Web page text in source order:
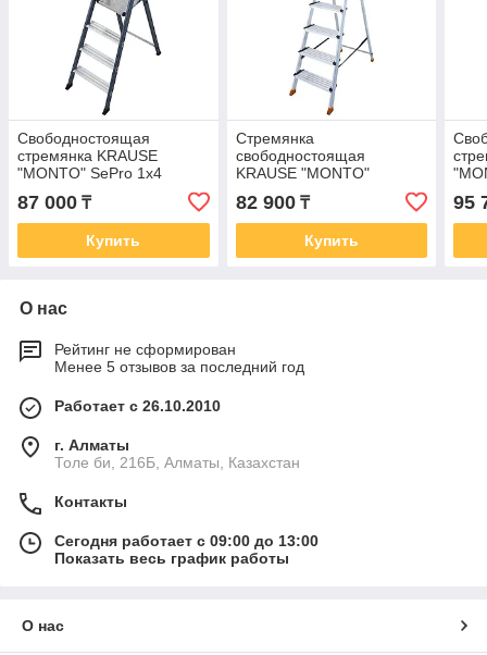
Свободностоящая
стремянка KRAUSE
"MONTO" SePro 1x4
87 000 ₸
Купить
Стремянка
свободностоящая
KRAUSE "MONTO"
SEPURO 1х5 127235
82 900₸
Купить
95
О нас
Рейтинг не сформирован
Менее 5 отзывов за последний год
Работает с 26.10.2010
г. Алматы
Толе би, 216Б, Алматы, Казахстан
Контакты
Сегодня работает с 09:00 до 13:00
Показать весь график работы
О нас